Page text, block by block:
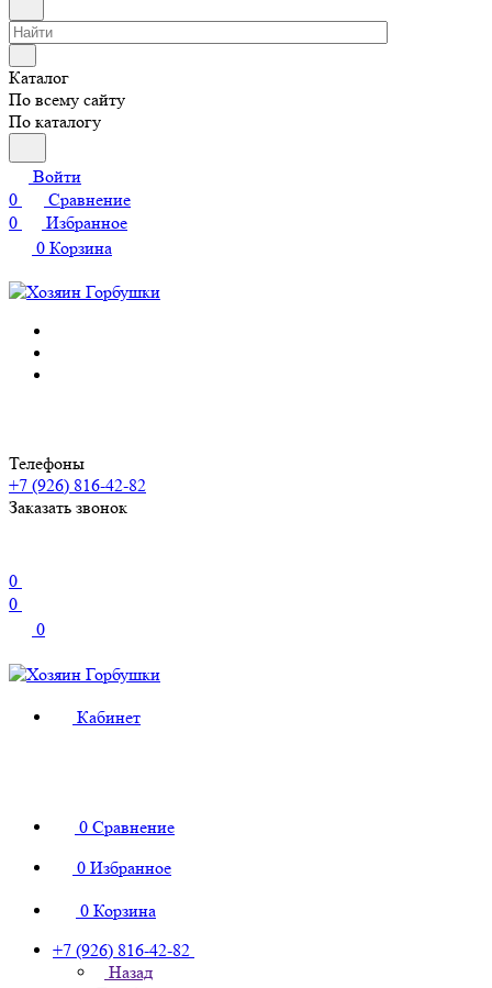
Каталог
По всему сайту
По каталогу
Войти
0
Сравнение
0
Избранное
0 Корзина
Телефоны
+7 (926) 816-42-82
Заказать звонок
0
0
0
Кабинет
0 Сравнение
0 Избранное
0 Корзина
+7 (926) 816-42-82
Назад